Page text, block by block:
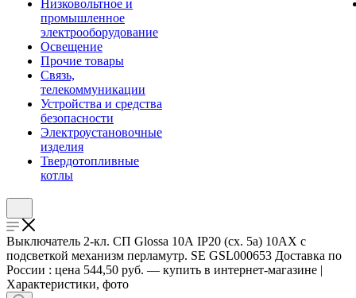
Низковольтное и
промышленное
электрооборудование
Освещение
Прочие товары
Связь,
телекоммуникации
Устройства и средства
безопасности
Электроустановочные
изделия
Твердотопливные
котлы
Выключатель 2-кл. СП Glossa 10А IP20 (сх. 5а) 10AX с
подсветкой механизм перламутр. SE GSL000653 Доставка по
России : цена 544,50 руб. — купить в интернет-магазине |
Характеристики, фото